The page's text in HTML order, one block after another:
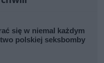
się w niemal każdym
polskiej seksbomby